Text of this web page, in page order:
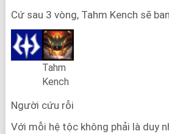
Cứ sau 3 vòng, Tahm Kench sẽ
Tahm
Kench
Người cứu rỗi
Với mỗi hệ tộc không phải là duy